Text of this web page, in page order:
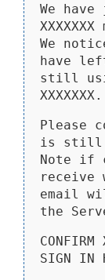
We
We
have
still
XXXXXXX.
Please
is still
Note if
receive
email
the
SIGN IN